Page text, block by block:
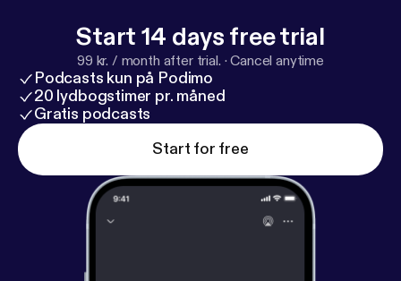
Start 14 days free trial
99 kr. / month after trial. ·Cancel anytime
Podcasts kun på Podimo
20 lydbogstimer pr. måned
Gratis podcasts
Start for free